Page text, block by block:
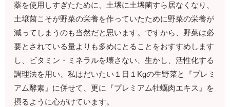
薬を使用しすぎたために、土壌に土壌菌すら居なくなり、
土壌菌こそが野菜の栄養を作っていたために野菜の栄養が
減ってしまうのも当然だと思います。ですから、野菜は必
要とされている量よりも多めにとることをおすすめします
し、ビタミン・ミネラルを壊さない、生かし、活性化する
調理法を用い、私はだいたい１日１Kgの生野菜と『プレミ
アム酵素』に併せて、更に『プレミアム牡蠣肉エキス』を
摂るように心がけています。